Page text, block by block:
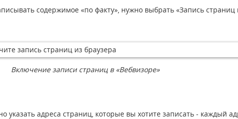
содержимое «по факту», нужно выбрать «Запись
Включение записи страниц в «Вебвизоре»
указать адреса страниц, которые вы хотите записать - каждый